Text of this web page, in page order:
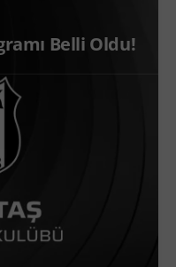
Belli Oldu!